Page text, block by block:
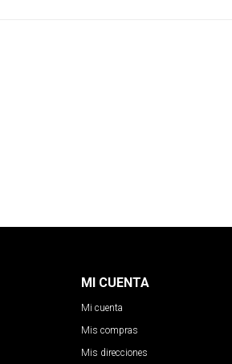
MI CUENTA
Mi cuenta
Mis compras
Mis direcciones